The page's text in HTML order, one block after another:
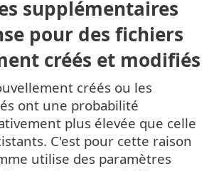
supplémentaires
pour des fichiers
créés et modifiés
créés ou les
ont une probabilité
plus élevée que celle
C'est pour cette raison
utilise des paramètres